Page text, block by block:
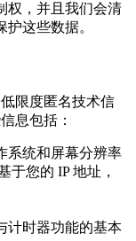
权，并且我们会清
这些数据。
限度匿名技术信
息包括：
系统和屏幕分辨率
于您的 IP 地址，
计时器功能的基本